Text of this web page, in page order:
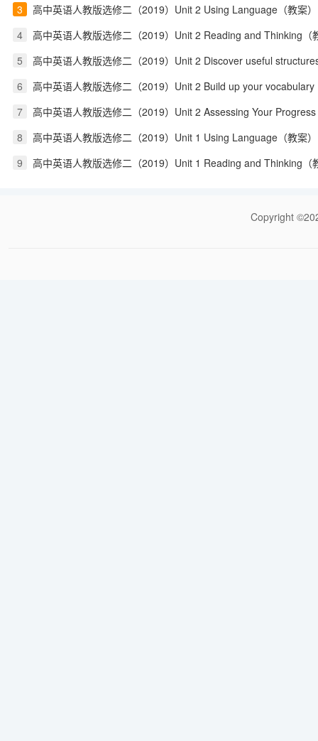
3
高中英语人教版选修二（2019）Unit 2 Using Language（教案）
4
高中英语人教版选修二（2019）Unit 2 Reading and Thinking（
5
高中英语人教版选修二（2019）Unit 2 Discover useful
6
高中英语人教版选修二（2019）Unit 2 Build up your vocabulary
7
高中英语人教版选修二（2019）Unit 2 Assessing Your
8
高中英语人教版选修二（2019）Unit 1 Using Language（教案）
9
高中英语人教版选修二（2019）Unit 1 Reading and Thinking（
Copyright